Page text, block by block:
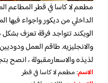
مطعم لا كاسا في قطر المطاعم
الداخلي من ديكور واجواء
الويكند تتواجد فرقة تعزف بشكل
والانجليزيه. طاقم العمل
لذيذه والاسعارمقبولة ، انصح
الاسم: مطعم لا كاسا في قطر